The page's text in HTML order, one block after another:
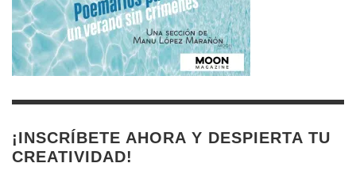
¡INSCRÍBETE AHORA Y DESPIERTA TU
CREATIVIDAD!